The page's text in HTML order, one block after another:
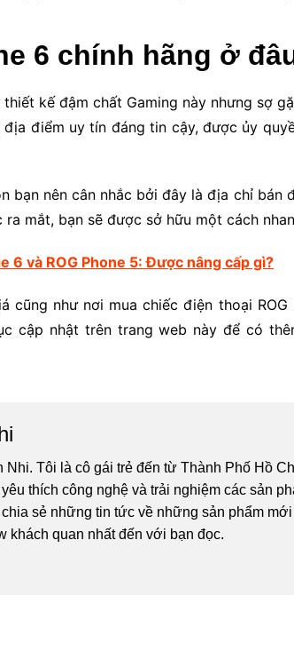
6 chính hãng ở
kế đậm chất Gaming này nhưng sợ
điểm uy tín đáng tin cậy, được ủy
bạn nên cân nhắc bởi đây là địa chỉ bán
mắt, bạn sẽ được sở hữu một cách
6 và ROG Phone 5: Được nâng cấp gì?
như nơi mua chiếc điện thoại ROG
cập nhật trên trang web này để có
Nhi. Tôi là cô gái trẻ đến từ Thành Phố Hồ
thích công nghệ và trải nghiệm các sản
sẻ những tin tức về những sản phẩm
khách quan nhất đến với bạn đọc.